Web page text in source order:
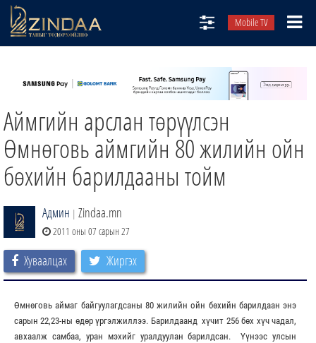
Mobile TV
ТВ8
ӨГЛӨӨНИЙ СОНИН
АУДИО ЗОХИОЛ
ЗИНДАА СЭТГҮҮЛ
Аймгийн арслан төрүүлсэн
Өмнөговь аймгийн 80 жилийн ойн
бөхийн барилдааны тойм
Админ | Zindaa.mn
2011 оны 07 сарын 27
Хуваалцах Жиргэх
Өмнөговь аймаг байгуулагдсаны 80 жилийн ойн бөхийн барилдаан энэ
сарын 22,23-ны өдөр үргэлжиллээ. Барилдаанд хүчит 256 бөх хүч чадал,
авхаалж самбаа, уран мэхийг уралдуулан барилдсан. Үүнээс улсын